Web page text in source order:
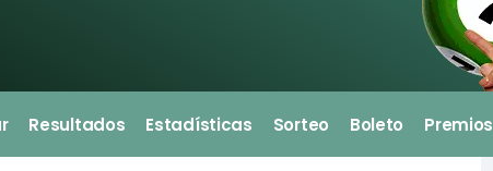
Resultados Estadísticas Sorteo Boleto Premios